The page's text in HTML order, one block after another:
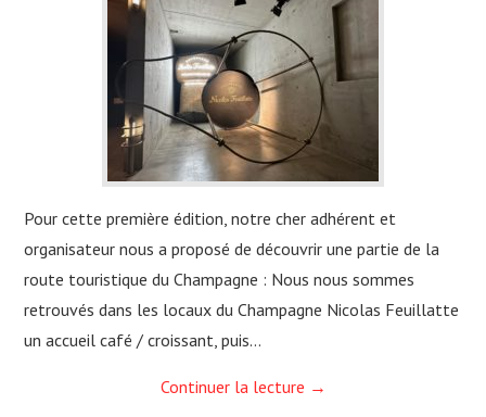
Pour cette première édition, notre cher adhérent et
organisateur nous a proposé de découvrir une partie de la
route touristique du Champagne : Nous nous sommes
retrouvés dans les locaux du Champagne Nicolas Feuillatte
un accueil café / croissant, puis…
Continuer la lecture →